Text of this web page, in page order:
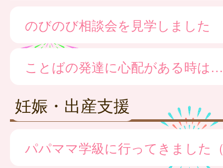
のびのび相談会を見学しました
ことばの発達に心配がある時
妊娠・出産支援
パパママ学級に行ってきました